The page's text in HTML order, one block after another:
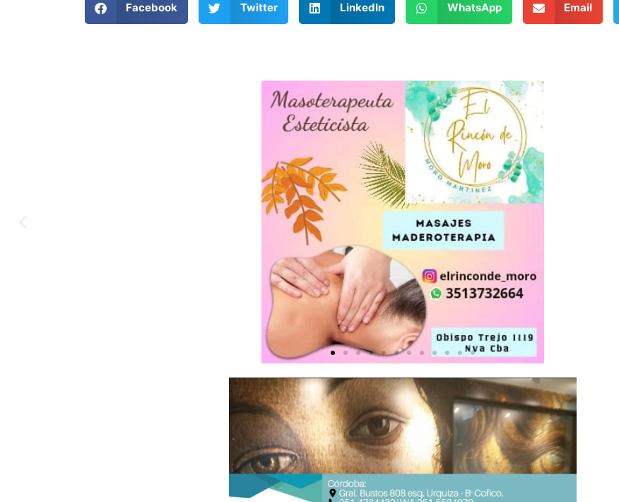
Facebook Twitter LinkedIn WhatsApp Email